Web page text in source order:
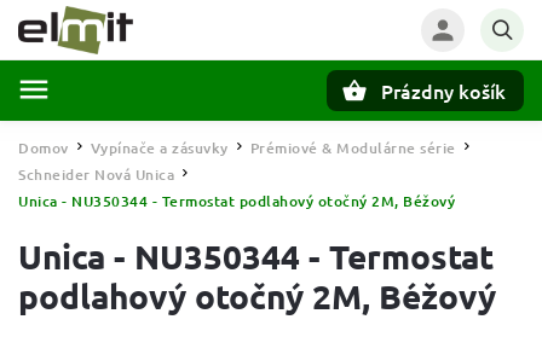
Prázdny košík
Domov / Vypínače a zásuvky / Prémiové & Modulárne série /
Schneider Nová Unica /
Unica - NU350344 - Termostat podlahový otočný 2M, Béžový
Unica - NU350344 - Termostat
podlahový otočný 2M, Béžový